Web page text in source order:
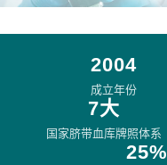
网
2004
成立年份
7大
国家脐带血库牌照体系
25%